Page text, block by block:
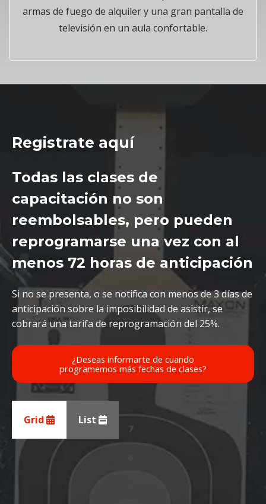
armas de fuego de alquiler y una gran pantalla de
televisión en un aula confortable.
Registrate aquí
Todas las clases de
capacitación no son
reembolsables, pero pueden
reprogramarse una vez con al
menos 72 horas de anticipación
Si no se presenta, o se notifica con menos de 3 días de
anticipación sobre la imposibilidad de asistir, se
cobrará una tarifa de reprogramación del 25%.
¿Deseas informarte de cuando
programemos más fechas de clases?
Grid List